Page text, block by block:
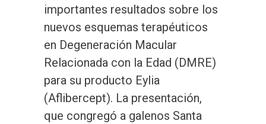
importantes resultados sobre los
nuevos esquemas terapéuticos
en Degeneración Macular
Relacionada con la Edad (DMRE)
para su producto Eylia
(Aflibercept). La presentación,
que congregó a galenos Santa